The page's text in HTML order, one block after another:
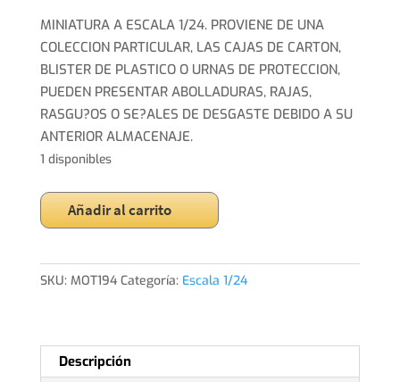
original
era:
9,00€.
actual
es:
7,00€.
MINIATURA A ESCALA 1/24. PROVIENE DE UNA
COLECCION PARTICULAR, LAS CAJAS DE CARTON,
BLISTER DE PLASTICO O URNAS DE PROTECCION,
PUEDEN PRESENTAR ABOLLADURAS, RAJAS,
RASGU?OS O SE?ALES DE DESGASTE DEBIDO A SU
ANTERIOR ALMACENAJE.
1 disponibles
MOTO
BIKE
S8
Añadir al carrito
SKU: MOT194 Categoría: Escala 1/24
Descripción